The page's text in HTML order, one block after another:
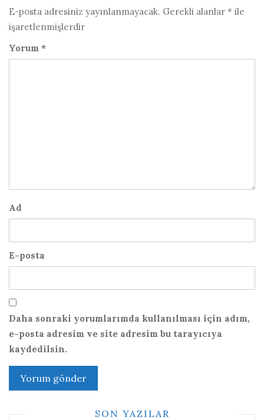
E-posta adresiniz yayınlanmayacak. Gerekli alanlar * ile
işaretlenmişlerdir
Yorum *
Ad
E-posta
Daha sonraki yorumlarımda kullanılması için adım,
e-posta adresim ve site adresim bu tarayıcıya
kaydedilsin.
SON YAZILAR